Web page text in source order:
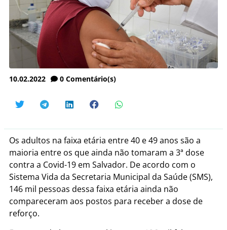
10.02.2022 0 Comentário(s)
Os adultos na faixa etária entre 40 e 49 anos são a
maioria entre os que ainda não tomaram a 3ª dose
contra a Covid-19 em Salvador. De acordo com o
Sistema Vida da Secretaria Municipal da Saúde (SMS),
146 mil pessoas dessa faixa etária ainda não
compareceram aos postos para receber a dose de
reforço.